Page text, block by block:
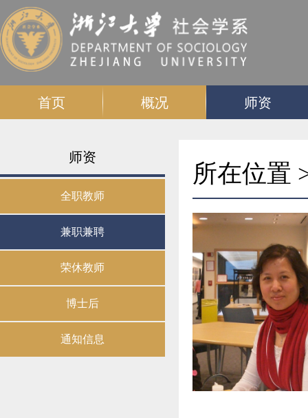
首页 概况 师资
师资
全职教师
兼职兼聘
荣休教师
博士后
通知信息
所在位置